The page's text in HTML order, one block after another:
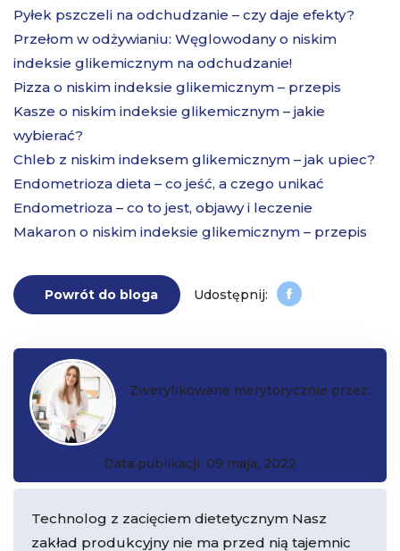
Pyłek pszczeli na odchudzanie – czy daje efekty?
Przełom w odżywianiu: Węglowodany o niskim
indeksie glikemicznym na odchudzanie!
Pizza o niskim indeksie glikemicznym – przepis
Kasze o niskim indeksie glikemicznym – jakie
wybierać?
Chleb z niskim indeksem glikemicznym – jak upiec?
Endometrioza dieta – co jeść, a czego unikać
Endometrioza – co to jest, objawy i leczenie
Makaron o niskim indeksie glikemicznym – przepis
Powrót do bloga
Zweryfikowane merytorycznie przez:
Data publikacji: 09 maja, 2022
Technolog z zacięciem dietetycznym Nasz
zakład produkcyjny nie ma przed nią tajemnic